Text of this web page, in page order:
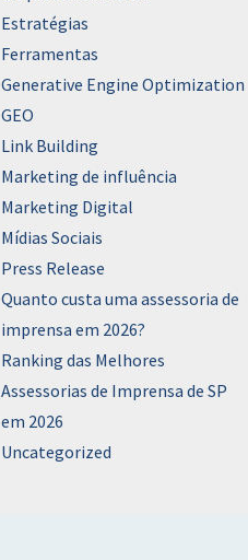
Estratégias
Ferramentas
Generative Engine Optimization
GEO
Link Building
Marketing de influência
Marketing Digital
Mídias Sociais
Press Release
Quanto custa uma assessoria de
imprensa em 2026?
Ranking das Melhores
Assessorias de Imprensa de SP
em 2026
Uncategorized